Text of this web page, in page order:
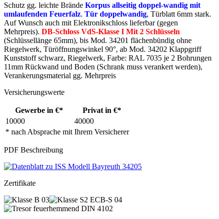
Schutz gg. leichte Brände Korpus allseitig doppel-wandig mit
umlaufenden Feuerfalz. Tür doppelwandig, Türblatt 6mm stark.
Auf Wunsch auch mit Elektronikschloss lieferbar (gegen
Mehrpreis). DB-Schloss VdS-Klasse I Mit 2 Schlüsseln
(Schlüssellänge 65mm), bis Mod. 34201 flächenbündig ohne
Riegelwerk, Türöffnungswinkel 90°, ab Mod. 34202 Klappgriff
Kunststoff schwarz, Riegelwerk, Farbe: RAL 7035 je 2 Bohrungen
11mm Rückwand und Boden (Schrank muss verankert werden),
Verankerungsmaterial gg. Mehrpreis
Versicherungswerte
Gewerbe in €* Privat in €*
* nach Absprache mit Ihrem Versicherer
10000 40000
PDF Beschreibung
Zertifikate